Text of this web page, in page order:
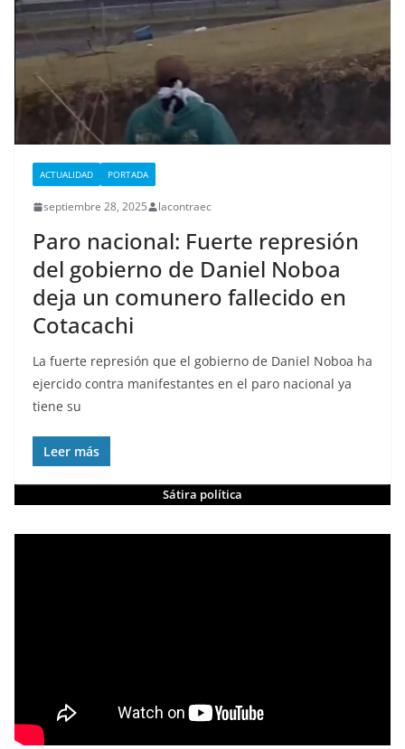
ACTUALIDAD PORTADA
septiembre 28, 2025 lacontraec
Paro nacional: Fuerte represión
del gobierno de Daniel Noboa
deja un comunero fallecido en
Cotacachi
La fuerte represión que el gobierno de Daniel Noboa ha
ejercido contra manifestantes en el paro nacional ya
tiene su
Leer más
Sátira política